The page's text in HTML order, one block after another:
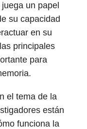
un papel
su capacidad
en su
principales
para
el tema de la
están
funciona la